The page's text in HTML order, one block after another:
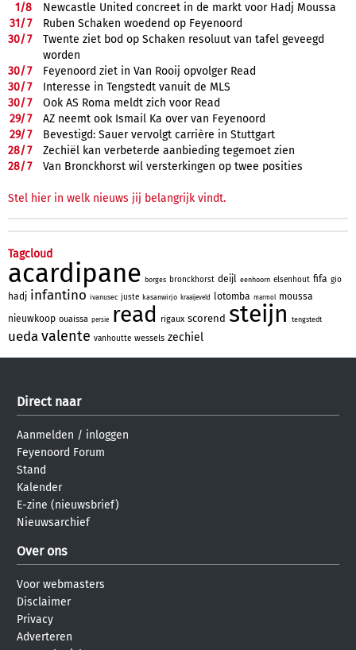
1/8
Newcastle United concreet in de markt voor Hadj Moussa
31/7
Ruben Schaken woedend op Feyenoord
30/7
Twente ziet bod op Schaken resoluut van tafel geveegd
worden
30/7
Feyenoord ziet in Van Rooij opvolger Read
30/7
Interesse in Tengstedt vanuit de MLS
30/7
Ook AS Roma meldt zich voor Read
29/7
AZ neemt ook Ismail Ka over van Feyenoord
29/7
Bevestigd: Sauer vervolgt carrière in Stuttgart
28/7
Zechiël kan verbeterde aanbieding tegemoet zien
28/7 Van Bronckhorst wil versterkingen op twee posities
Stel hier in welk nieuws jij belangrijk vindt.
Tagcloud
acardipane borges bronckhorst deijl eenhoorn elsenhout fifa gio
hadj infantino ivanusec juste kasanwirjo kraaijeveld lotomba marmol moussa
nieuwkoop ouaissa persie read rigaux scorend steijn tengstedt
uedavalente vanhoutte wessels zechiel
Direct naar
Aanmelden / inloggen
Feyenoord Forum
Stand
Kalender
E-zine (nieuwsbrief)
Nieuwsarchief
Over ons
Voor webmasters
Disclaimer
Privacy
Adverteren